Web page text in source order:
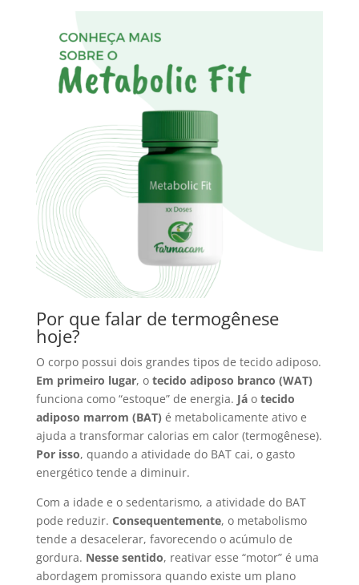
Por que falar de termogênese
hoje?
O corpo possui dois grandes tipos de tecido adiposo.
Em primeiro lugar, o tecido adiposo branco (WAT)
funciona como “estoque” de energia. Jáo tecido
adiposo marrom (BAT) é metabolicamente ativo e
ajuda a transformar calorias em calor (termogênese).
Por isso, quando a atividade do BAT cai, o gasto
energético tende a diminuir.
Com a idade e o sedentarismo, a atividade do BAT
pode reduzir. Consequentemente, o metabolismo
tende a desacelerar, favorecendo o acúmulo de
gordura. Nesse sentido, reativar esse “motor” é uma
abordagem promissora quando existe um plano